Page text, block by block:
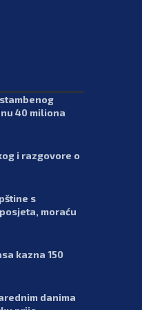
40 miliona
i razgovore o
s
moraću
kazna 150
danima